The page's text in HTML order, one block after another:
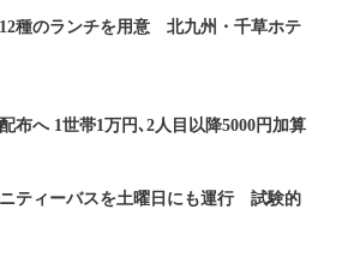
12種のランチを用意 北九州・千草ホテ
布へ 1世帯1万円､2人目以降5000円加算
ティーバスを土曜日にも運行 試験的